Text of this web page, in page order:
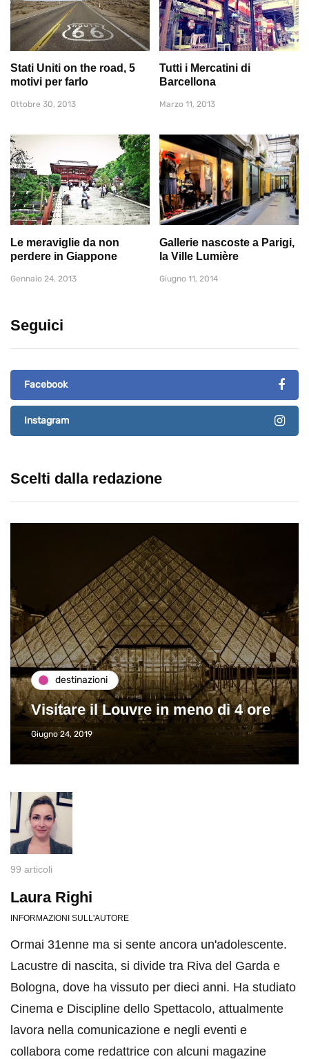
Stati Uniti on the road, 5
motivi per farlo
Ottobre 30, 2013
Tutti i Mercatini di
Barcellona
Marzo 11, 2013
Le meraviglie da non
perdere in Giappone
Gennaio 24, 2013
Gallerie nascoste a Parigi,
la Ville Lumière
Giugno 11, 2014
Seguici
Facebook
Instagram
Scelti dalla redazione
destinazioni
Visitare il Louvre in meno di 4 ore
Giugno 24, 2019
99 articoli
Laura Righi
INFORMAZIONI SULL'AUTORE
Ormai 31enne ma si sente ancora un'adolescente.
Lacustre di nascita, si divide tra Riva del Garda e
Bologna, dove ha vissuto per dieci anni. Ha studiato
Cinema e Discipline dello Spettacolo, attualmente
lavora nella comunicazione e negli eventi e
collabora come redattrice con alcuni magazine